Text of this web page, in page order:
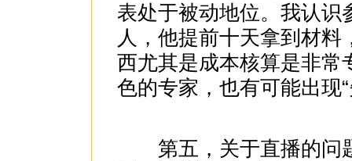
表处于被动地位。我认识
人，他提前十天拿到材
西尤其是成本核算是非常
色的专家，也有可能出现
第五，关于直播的问